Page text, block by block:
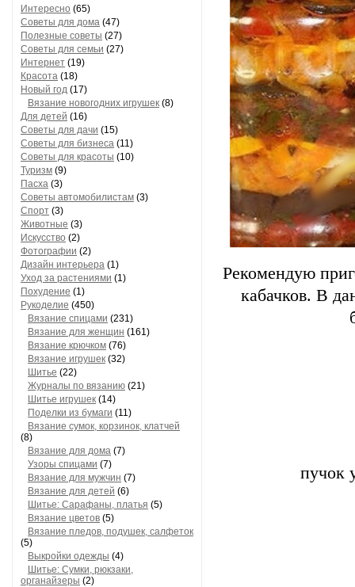
Интересно (65)
Советы для дома (47)
Полезные советы (27)
Советы для семьи (27)
Интернет (19)
Красота (18)
Новый год (17)
Вязание новогодних игрушек (8)
Для детей (16)
Советы для дачи (15)
Советы для бизнеса (11)
Советы для красоты (10)
Туризм (9)
Пасха (3)
Советы автомобилистам (3)
Спорт (3)
Животные (3)
Искусство (2)
Фотографии (2)
Дизайн интерьера (1)
Уход за растениями (1)
Похудение (1)
Рукоделие (450)
Вязание спицами (231)
Вязание для женщин (161)
Вязание крючком (76)
Вязание игрушек (32)
Шитье (22)
Журналы по вязанию (21)
Шитье игрушек (14)
Поделки из бумаги (11)
Вязание сумок, корзинок, клатчей
(8)
Вязание для дома (7)
Узоры спицами (7)
Вязание для мужчин (7)
Вязание для детей (6)
Шитье: Сарафаны, платья (5)
Вязание цветов (5)
Вязание пледов, подушек, салфеток
(5)
Выкройки одежды (4)
Шитье: Сумки, рюкзаки,
органайзеры (2)
Рекомендую
кабачков. В
пучок